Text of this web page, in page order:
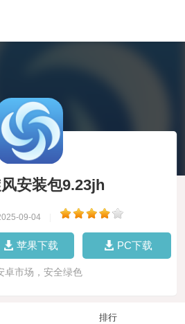
安装包9.23jh
09-04
苹果下载 PC下载
卓市场，安全绿色
排行